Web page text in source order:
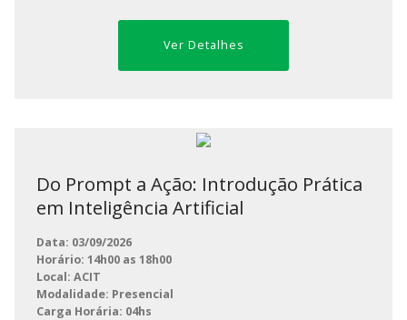
Ver Detalhes
Do Prompt a Ação: Introdução Prática
em Inteligência Artificial
Data: 03/09/2026
Horário: 14h00 as 18h00
Local: ACIT
Modalidade: Presencial
Carga Horária: 04hs